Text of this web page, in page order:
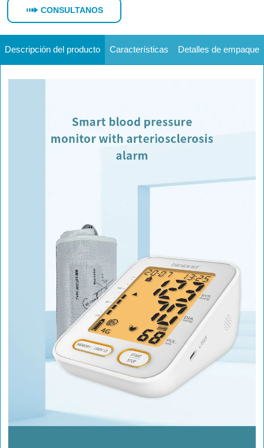
CONSULTANOS
Descripción del producto Características Detalles de empaque